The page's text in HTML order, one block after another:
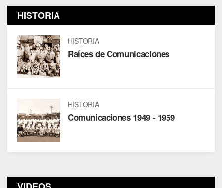
HISTORIA
HISTORIA
Raíces de Comunicaciones
HISTORIA
Comunicaciones 1949 - 1959